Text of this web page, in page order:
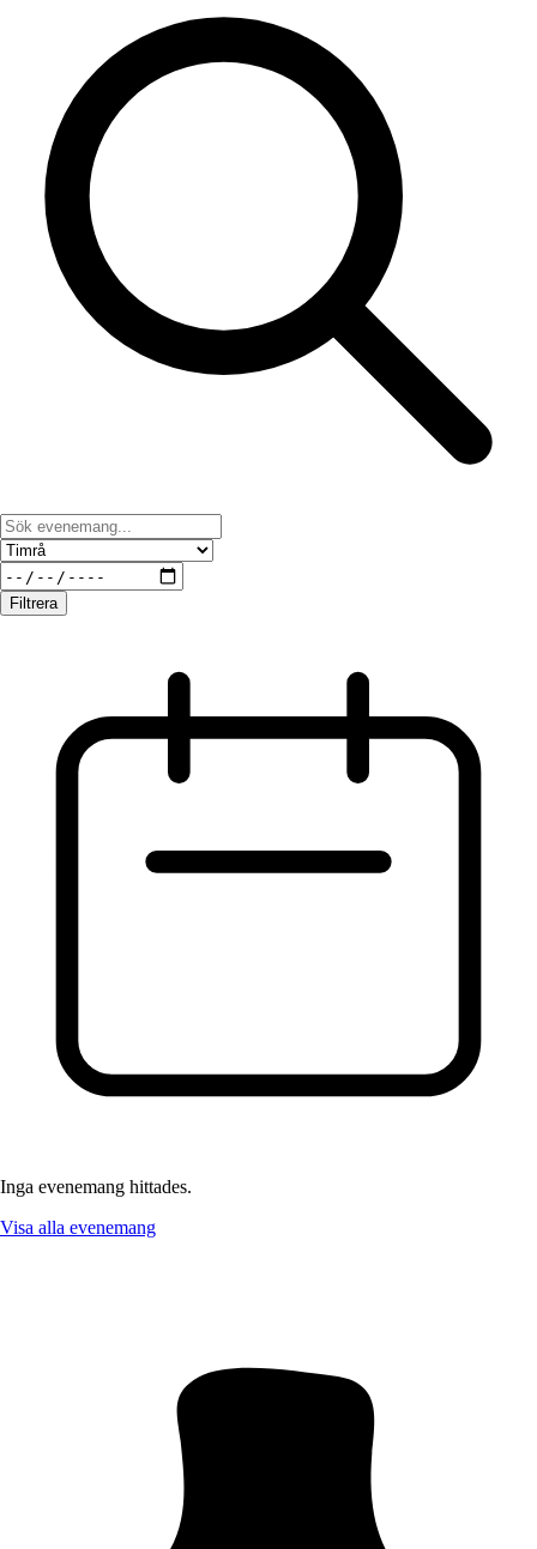
Filtrera
Inga evenemang hittades.
Visa alla evenemang